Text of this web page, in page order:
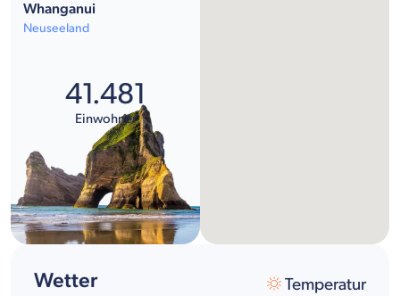
Whanganui
Neuseeland
41.481
Einwohner
Wetter Temperatur